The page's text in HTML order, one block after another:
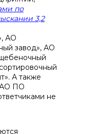
по
3,2
АО
завод», АО
А также
АО ПО
не